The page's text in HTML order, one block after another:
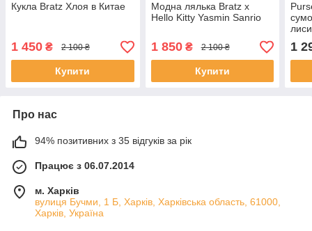
Кукла Bratz Хлоя в Китае
1 450 ₴ 2 100 ₴
Купити
Модна лялька Bratz x
Hello Kitty Yasmin Sanrio
1 850₴ 2 100 ₴
Купити
Fox
1
Про нас
94% позитивних з 35 відгуків за рік
Працює з 06.07.2014
м. Харків
вулиця Бучми, 1 Б, Харків, Харківська область, 61000,
Харків, Україна